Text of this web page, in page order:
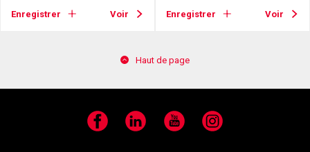
Enregistrer Voir Enregistrer Voir
Haut de page
Facebook LinkedIn YouTube Instagram